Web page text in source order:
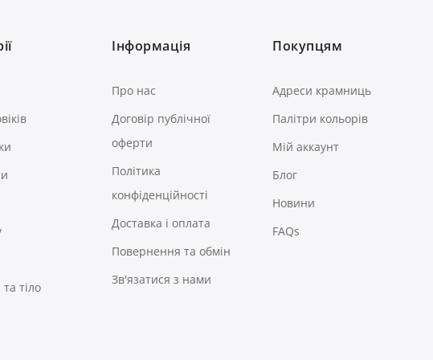
тіло
Інформація
Про нас
Договір публічної
оферти
Політика
конфіденційності
Доставка і оплата
Повернення та обмін
Зв'язатися з нами
Покупцям
Адреси крамниць
Палітри кольорів
Мій аккаунт
Блог
Новини
FAQs